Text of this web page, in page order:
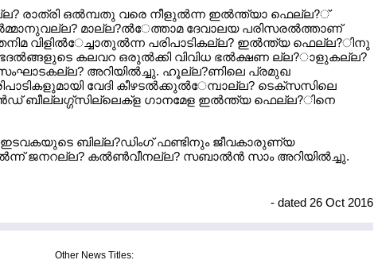
രാത്രി ഒല്‍മ്പതു വരെ നീളുല്‍ന്ന ഇല്‍ന്ത്യാ ഫെല്ല?്
മാല്ല?ല്‍േത്താമ ദേവാലയ പരിസരല്‍ത്താണ്
വിളില്‍േച്ചാതുല്‍ന്ന പരിപാടികല്ല? ഇല്‍ന്ത്യ ഫെല്ല?ിനു
കലവറ ഒരുല്‍ക്കി വിവിധ ഭല്‍ക്ഷണ ല്ല?ാളുകല്ല?
അറിയില്‍ച്ചു. ഹൂല്ല?ണിലെ പ്രമുഖ
വേദി കീഴടല്‍ക്കുല്‍േമ്പാല്ല? ടെക്സസിലെ
ബീല്ലഗ്ഗ്സില്ലെക്ള ഗാനമേള ഇല്‍ന്ത്യ ഫെല്ല?ിനെ
ഇടവകയുടെ ബില്ല?ഡിംഗ് ഫണ്ടിനും ജീവകാരുണ്യ
ജനറല്ല? കല്‍ണ്‍വീനല്ല? സബാല്‍ന്‍ സാം അറിയില്‍ച്ചു.
- dated 26 Oct 2016
Other News Titles: